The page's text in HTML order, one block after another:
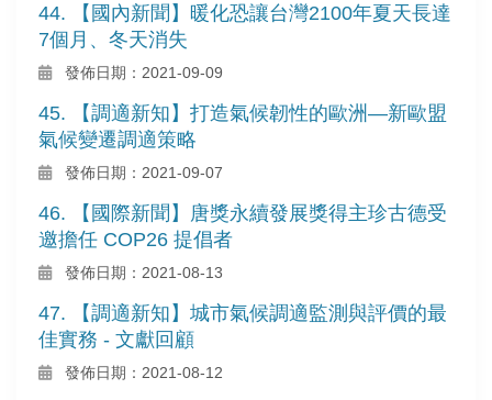
44. 【國內新聞】暖化恐讓台灣2100年夏天長達
7個月、冬天消失
發佈日期：2021-09-09
45. 【調適新知】打造氣候韌性的歐洲—新歐盟
氣候變遷調適策略
發佈日期：2021-09-07
46. 【國際新聞】唐獎永續發展獎得主珍古德受
邀擔任 COP26 提倡者
發佈日期：2021-08-13
47. 【調適新知】城市氣候調適監測與評價的最
佳實務 - 文獻回顧
發佈日期：2021-08-12